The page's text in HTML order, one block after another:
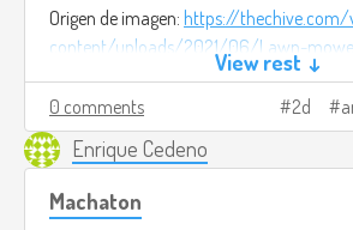
Origen de imagen: https://
content/uploads/2021/06/Lawn-
View rest ↓
0 comments 2d
Enrique Cedeno
Machaton